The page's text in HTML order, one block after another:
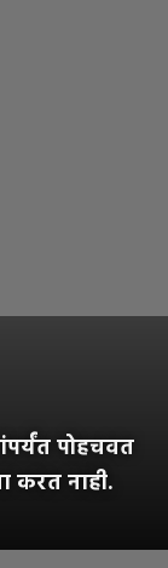
पोहचवत
करत नाही.